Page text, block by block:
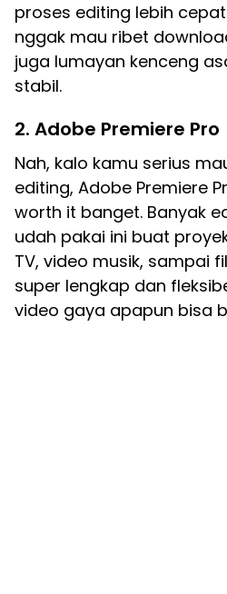
proses editing lebih
nggak mau ribet
juga lumayan kenceng
stabil.
2. Adobe Premiere Pro
Nah, kalo kamu serius
editing, Adobe Premiere
worth it banget. Banyak
udah pakai ini buat
TV, video musik, sampai
super lengkap dan
video gaya apapun bisa